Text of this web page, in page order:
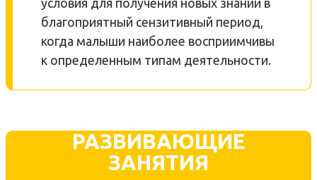
условия для получения новых знаний в
благоприятный сензитивный период,
когда малыши наиболее восприимчивы
к определенным типам деятельности.
РАЗВИВАЮЩИЕ
ЗАНЯТИЯ